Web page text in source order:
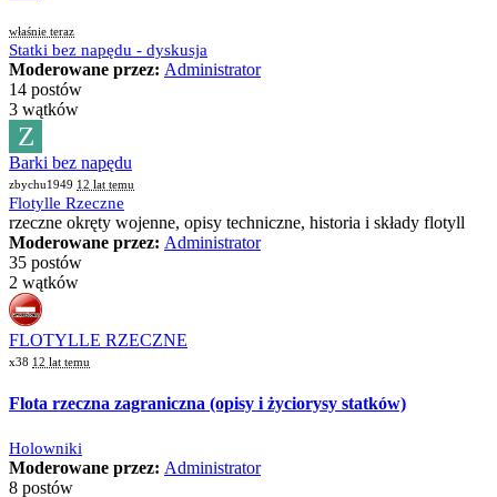
właśnie teraz
Statki bez napędu - dyskusja
Moderowane przez: Administrator
14 postów
3 wątków
Z
Barki bez napędu
zbychu1949 12 lat temu
Flotylle Rzeczne
rzeczne okręty wojenne, opisy techniczne, historia i składy flotyll
Moderowane przez: Administrator
35 postów
2 wątków
FLOTYLLE RZECZNE
x38 12 lat temu
Flota rzeczna zagraniczna (opisy i życiorysy statków)
Holowniki
Moderowane przez: Administrator
8 postów